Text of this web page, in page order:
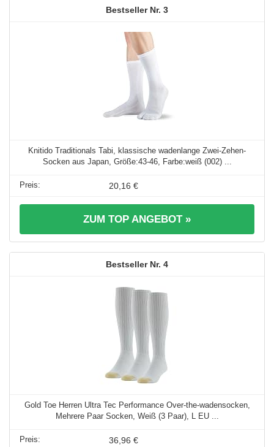
3
Knitido Traditionals Tabi, klassische wadenlange Zwei-Zehen-
Socken aus Japan, Größe:43-46, Farbe:weiß (002) ...
20,16 €
ZUM TOP ANGEBOT »
4
Gold Toe Herren Ultra Tec Performance Over-the-wadensocken,
Mehrere Paar Socken, Weiß (3 Paar), L EU ...
36,96 €